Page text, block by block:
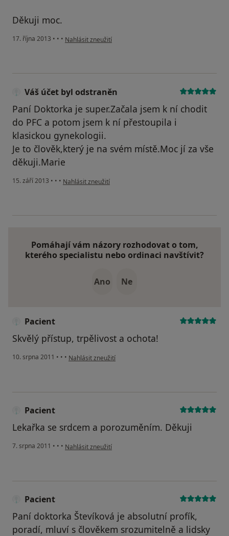
Děkuji moc.
17. října 2013 • • • podle názoru uživatele Váš účet byl odstraněn
Nahlásit zneužití
Váš účet byl odstraněn
Paní Doktorka je super.Začala jsem k ní chodit
do PFC a potom jsem k ní přestoupila i
klasickou gynekologii.
Je to člověk,který je na svém místě.Moc jí za vše
děkuji.Marie
15. září 2013 • • • podle názoru uživatele Váš účet byl odstraněn
Nahlásit zneužití
Pomáhají vám názory rozhodovat o tom,
kterého specialistu nebo ordinaci navštívit?
Ano Ne
Pacient
Skvělý přístup, trpělivost a ochota!
10. srpna 2011 • • • podle názoru uživatele Pacient
Nahlásit zneužití
Pacient
Lekařka se srdcem a porozuměním. Děkuji
7. srpna 2011 • • • podle názoru uživatele Pacient
Nahlásit zneužití
Pacient
Paní doktorka Števíková je absolutní profík,
poradí, mluví s člověkem srozumitelně a lidsky